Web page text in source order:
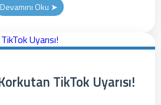
Devamını Oku ➤
TikTok Uyarısı!